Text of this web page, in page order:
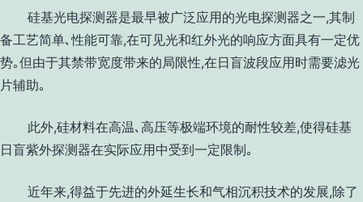
硅基光电探测器是最早被广泛应用的光电探测器之一,其制
备工艺简单､性能可靠,在可见光和红外光的响应方面具有一定优
势｡但由于其禁带宽度带来的局限性,在日盲波段应用时需要滤光
片辅助｡
此外,硅材料在高温､高压等极端环境的耐性较差,使得硅基
日盲紫外探测器在实际应用中受到一定限制｡
近年来,得益于先进的外延生长和气相沉积技术的发展,除了